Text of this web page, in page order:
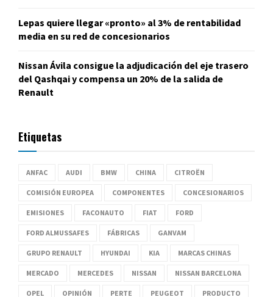
Lepas quiere llegar «pronto» al 3% de rentabilidad
media en su red de concesionarios
Nissan Ávila consigue la adjudicación del eje trasero
del Qashqai y compensa un 20% de la salida de
Renault
Etiquetas
ANFAC AUDI BMW CHINA CITROËN
COMISIÓN EUROPEA COMPONENTES CONCESIONARIOS
EMISIONES FACONAUTO FIAT FORD
FORD ALMUSSAFES FÁBRICAS GANVAM
GRUPO RENAULT HYUNDAI KIA MARCAS CHINAS
MERCADO MERCEDES NISSAN NISSAN BARCELONA
OPEL OPINIÓN PERTE PEUGEOT PRODUCTO